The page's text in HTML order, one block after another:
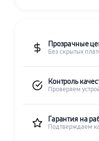
Прозрачные
Без скрытых
Контроль
Проверяем
Гарантия на
Подтверждаем